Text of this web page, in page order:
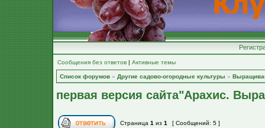
Сообщения без ответов | Активные темы
Список форумов » Другие садово-огородные культуры »
первая версия сайта"Арахис.
Страница 1 из 1 [ Сообщений: 5 ]